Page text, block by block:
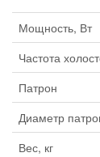
Мощность, Вт
Частота
Патрон
Диаметр
Вес, кг